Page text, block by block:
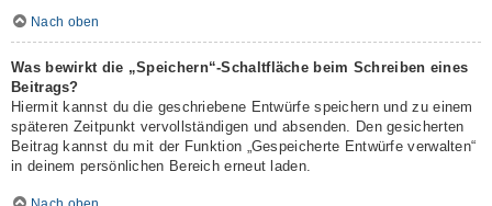
Nach oben
Was bewirkt die „Speichern“-Schaltfläche beim Schreiben eines
Beitrags?
Hiermit kannst du die geschriebene Entwürfe speichern und zu einem
späteren Zeitpunkt vervollständigen und absenden. Den gesicherten
Beitrag kannst du mit der Funktion „Gespeicherte Entwürfe verwalten“
in deinem persönlichen Bereich erneut laden.